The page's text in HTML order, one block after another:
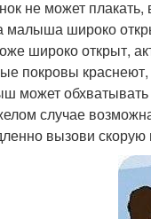
не может плакать,
малыша широко
широко открыт,
покровы
может обхватывать
случае
вызови